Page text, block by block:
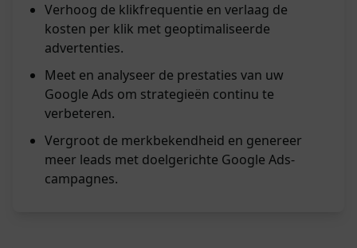
Verhoog de klikfrequentie en verlaag de
kosten per klik met geoptimaliseerde
advertenties.
Meet en analyseer de prestaties van uw
Google Ads om strategieën continu te
verbeteren.
Vergroot de merkbekendheid en genereer
meer leads met doelgerichte Google Ads-
campagnes.